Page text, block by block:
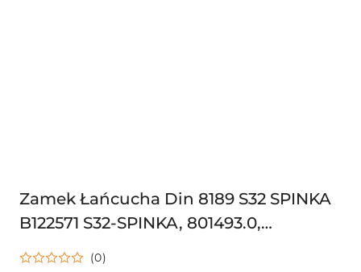
Zamek Łańcucha Din 8189 S32 SPINKA
B122571 S32-SPINKA, 801493.0,
0008014930
(0)